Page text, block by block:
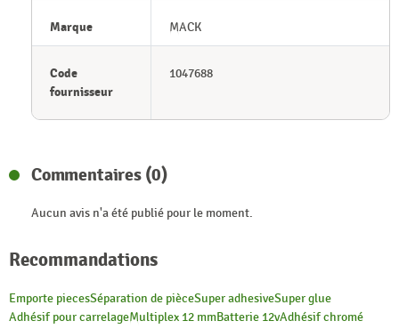
Marque MACK
Code
fournisseur
1047688
Commentaires (0)
Aucun avis n'a été publié pour le moment.
Recommandations
Emporte piecesSéparation de pièceSuper adhesiveSuper glue
Adhésif pour carrelageMultiplex 12 mmBatterie 12vAdhésif chromé